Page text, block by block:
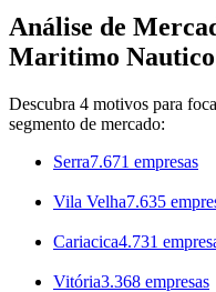
Análise de
Maritimo
Descubra 4 motivos para
segmento de mercado:
Serra7.671 empresas
Vila Velha7.635
Cariacica4.731
Vitória3.368 empresas